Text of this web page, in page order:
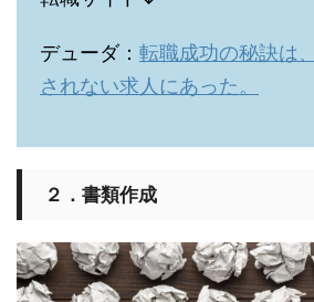
デューダ： 転職成功の秘訣は
されない求人にあった。
２．書類作成